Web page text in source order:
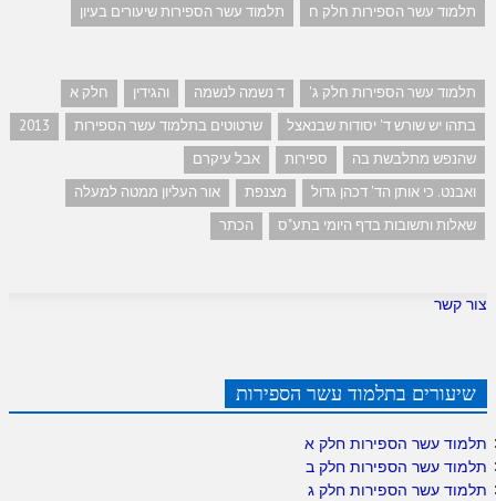
תלמוד עשר הספירות חלק ח
תלמוד עשר הספירות שיעורים בעיון
תלמוד עשר הספירות חלק ג' ד נשמה לנשמה והגידין
חלק א
בתהו יש שורש ד' יסודות שבנאצל
שרטוטים בתלמוד עשר הספירות
2013
שהנפש מתלבשת בה
ספירות
אבל עיקרם
ואבנט. כי אותן הד' דכהן גדול
מצנפת
אור העליון ממטה למעלה
שאלות ותשובות בדף היומי בתע"ס
הכתר
צור קשר
שיעורים בתלמוד עשר הספירות
תלמוד עשר הספירות חלק א
תלמוד עשר הספירות חלק ב
תלמוד עשר הספירות חלק ג